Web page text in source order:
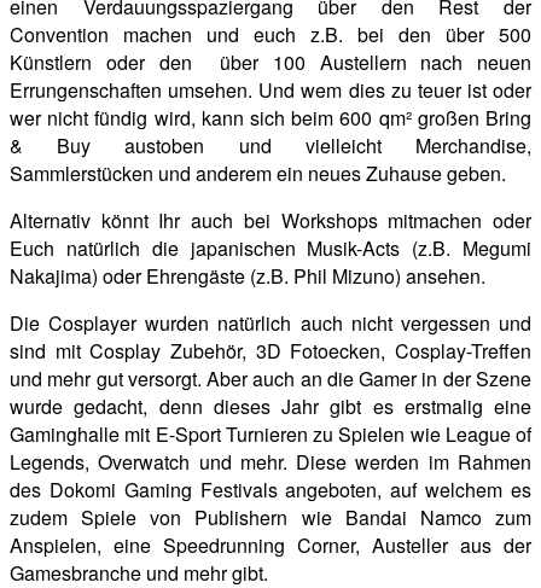
einen Verdauungsspaziergang über den Rest der
Convention machen und euch z.B. bei den über 500
Künstlern oder den über 100 Austellern nach neuen
Errungenschaften umsehen. Und wem dies zu teuer ist oder
wer nicht fündig wird, kann sich beim 600 qm² großen Bring
& Buy austoben und vielleicht Merchandise,
Sammlerstücken und anderem ein neues Zuhause geben.
Alternativ könnt Ihr auch bei Workshops mitmachen oder
Euch natürlich die japanischen Musik-Acts (z.B. Megumi
Nakajima) oder Ehrengäste (z.B. Phil Mizuno) ansehen.
Die Cosplayer wurden natürlich auch nicht vergessen und
sind mit Cosplay Zubehör, 3D Fotoecken, Cosplay-Treffen
und mehr gut versorgt. Aber auch an die Gamer in der Szene
wurde gedacht, denn dieses Jahr gibt es erstmalig eine
Gaminghalle mit E-Sport Turnieren zu Spielen wie League of
Legends, Overwatch und mehr. Diese werden im Rahmen
des Dokomi Gaming Festivals angeboten, auf welchem es
zudem Spiele von Publishern wie Bandai Namco zum
Anspielen, eine Speedrunning Corner, Austeller aus der
Gamesbranche und mehr gibt.